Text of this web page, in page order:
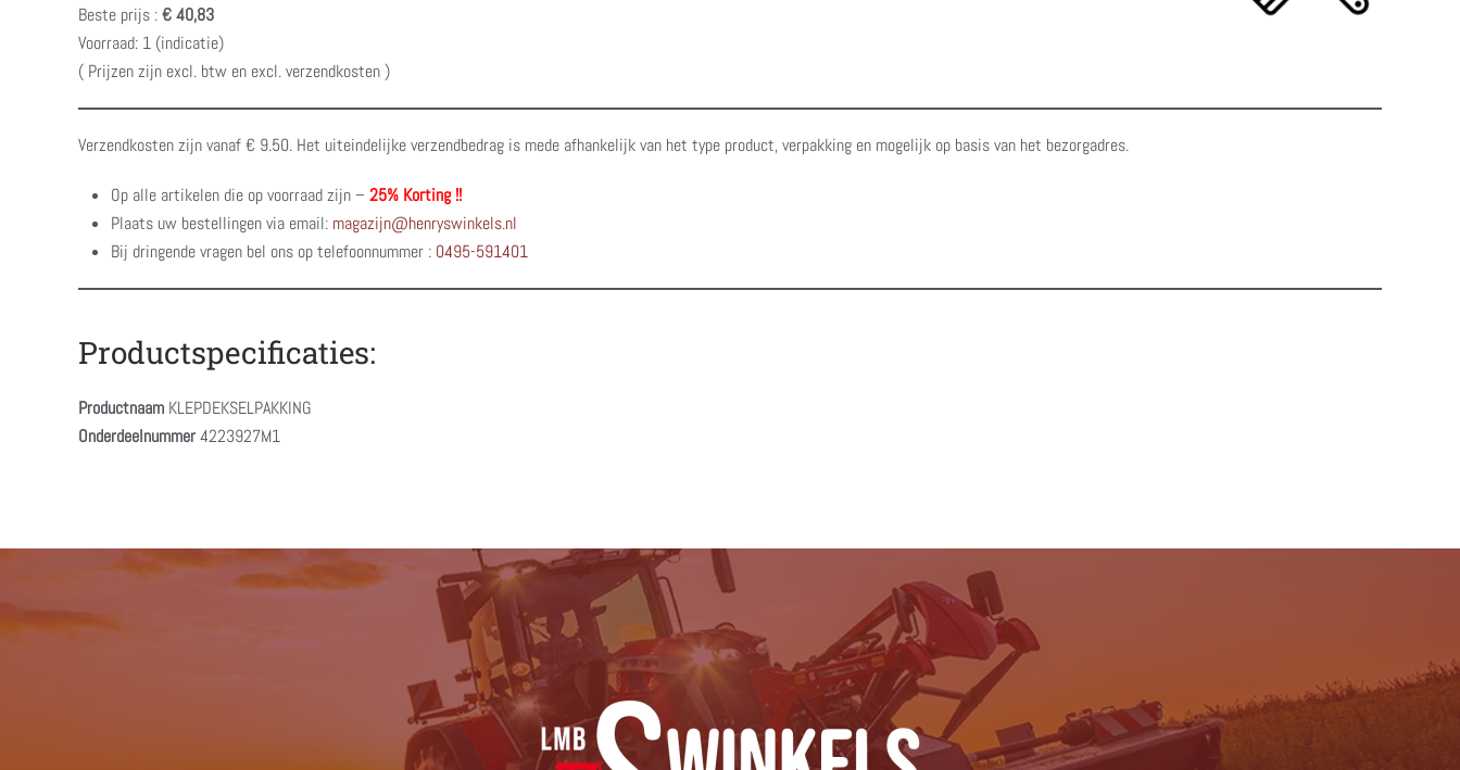
Beste prijs :€ 40,83
Voorraad: 1 (indicatie)
( Prijzen zijn excl. btw en excl. verzendkosten )
Verzendkosten zijn vanaf € 9.50. Het uiteindelijke verzendbedrag is mede afhankelijk van het type product, verpakking en mogelijk op basis van het bezorgadres.
Op alle artikelen die op voorraad zijn – 25% Korting !!
Plaats uw bestellingen via email: magazijn@henryswinkels.nl
Bij dringende vragen bel ons op telefoonnummer : 0495-591401
Productspecificaties:
Productnaam KLEPDEKSELPAKKING
Onderdeelnummer4223927M1